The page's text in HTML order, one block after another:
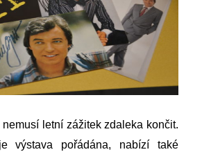
letní zážitek zdaleka končit.
výstava pořádána, nabízí také